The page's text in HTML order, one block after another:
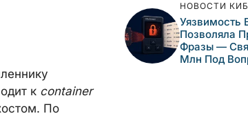
к container
По
НОВОСТИ
Уязвимость
Позволяла
Фразы —
Млн Под